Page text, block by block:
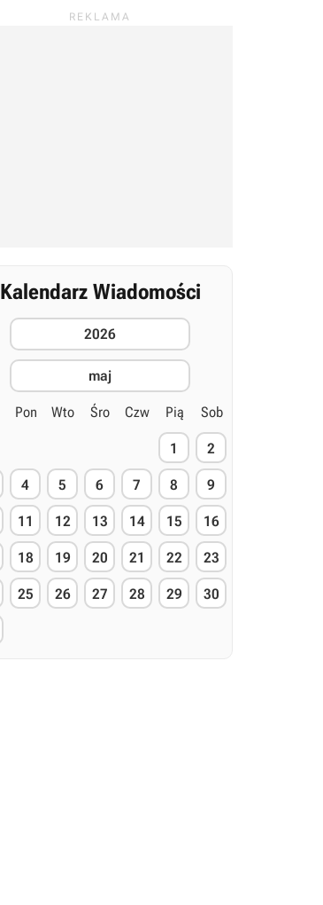
Kalendarz Wiadomości
2026
maj
Pon Wto Śro Czw Pią Sob
1 2
4 5 6 7 8 9
11 12 13 14 15 16
18 19 20 21 22 23
25 26 27 28 29 30